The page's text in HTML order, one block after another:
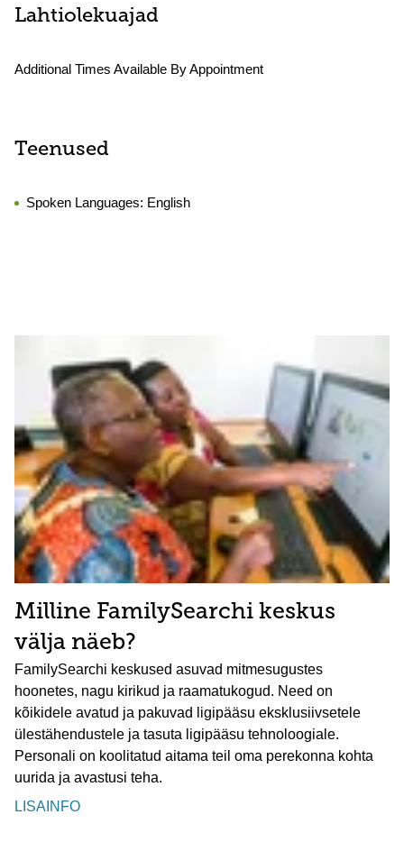
Lahtiolekuajad
Additional Times Available By Appointment
Teenused
Spoken Languages: English
Milline FamilySearchi keskus
välja näeb?
FamilySearchi keskused asuvad mitmesugustes
hoonetes, nagu kirikud ja raamatukogud. Need on
kõikidele avatud ja pakuvad ligipääsu eksklusiivsetele
ülestähendustele ja tasuta ligipääsu tehnoloogiale.
Personali on koolitatud aitama teil oma perekonna kohta
uurida ja avastusi teha.
LISAINFO